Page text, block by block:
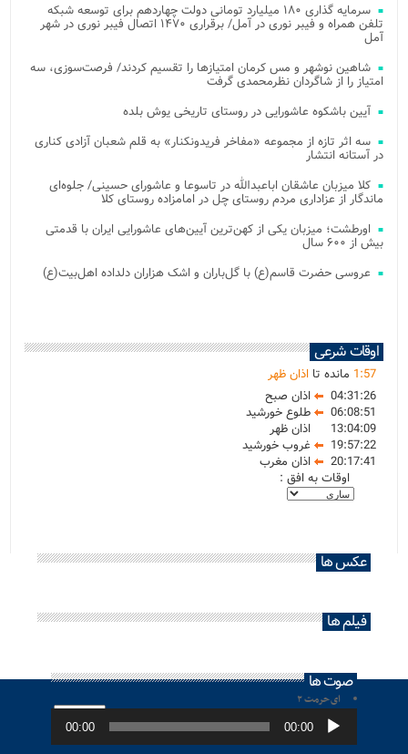
سرمایه گذاری ۱۸۰ میلیارد تومانی دولت چهاردهم برای توسعه شبکه
تلفن همراه و فیبر نوری در آمل/ برقراری ۱۴۷۰ اتصال فیبر نوری در شهر
آمل
شاهین نوشهر و مس کرمان امتیازها را تقسیم کردند/ فرصت‌سوزی، سه
امتیاز را از شاگردان نظرمحمدی گرفت
آیین باشکوه عاشورایی در روستای تاریخی یوش بلده
سه اثر تازه از مجموعه «مفاخر فریدونکنار» به قلم شعبان آزادی کناری
در آستانه انتشار
کلا میزبان عاشقان اباعبدالله در تاسوعا و عاشورای حسینی/ جلوه‌ای
ماندگار از عزاداری مردم روستای چل در امامزاده روستای کلا
اورطشت؛ میزبان یکی از کهن‌ترین آیین‌های عاشورایی ایران با قدمتی
بیش از ۶۰۰ سال
عروسی حضرت قاسم(ع) با گل‌باران و اشک هزاران دلداده اهل‌بیت(ع)
اوقات شرعی
1:57 مانده تااذان ظهر
04:31:26
اذان صبح
06:08:51
طلوع خورشید
13:04:09
اذان ظهر
19:57:22
غروب خورشید
20:17:41
اذان مغرب
اوقات به افق :
عکس ها
فیلم ها
صوت ها
ای حرمت ۲
پخش‌کننده
صوت 00:00
00:00